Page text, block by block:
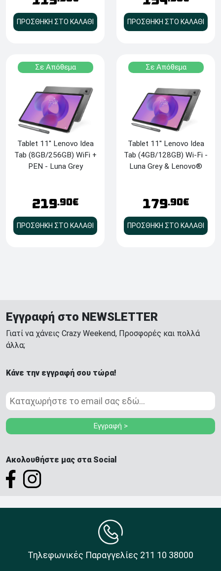
ΠΡΟΣΘΗΚΗ ΣΤΟ ΚΑΛΑΘΙ ΠΡΟΣΘΗΚΗ ΣΤΟ ΚΑΛΑΘΙ
Σε Απόθεμα
Tablet 11'' Lenovo Idea
Tab (8GB/256GB) WiFi +
PEN - Luna Grey
219.90€
ΠΡΟΣΘΗΚΗ ΣΤΟ ΚΑΛΑΘΙ
Σε Απόθεμα
Tablet 11'' Lenovo Idea
Tab (4GB/128GB) Wi-Fi -
Luna Grey & Lenovo®
179.90€
ΠΡΟΣΘΗΚΗ ΣΤΟ ΚΑΛΑΘΙ
Εγγραφή στο NEWSLETTER
Γιατί να χάνεις Crazy Weekend, Προσφορές και πολλά
άλλα;
Κάνε την εγγραφή σου τώρα!
Εγγραφή >
Ακολουθήστε μας στα Social
Τηλεφωνικές Παραγγελίες 211 10 38000